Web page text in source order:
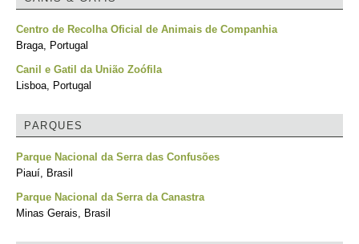
Centro de Recolha Oficial de Animais de Companhia
Braga, Portugal
Canil e Gatil da União Zoófila
Lisboa, Portugal
PARQUES
Parque Nacional da Serra das Confusões
Piauí, Brasil
Parque Nacional da Serra da Canastra
Minas Gerais, Brasil